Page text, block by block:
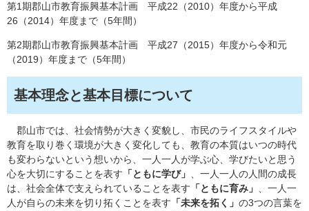
第1期郡山市教育振興基本計画 平成22（2010）年度から平成
26（2014）年度まで（5年間）
第2期郡山市教育振興基本計画 平成27（2015）年度から令和元
（2019）年度まで（5年間）
基本理念と基本目標について
郡山市では、社会情勢が大きく変貌し、市民のライフスタイルや
教育を取り巻く環境が大きく変化しても、教育の本質はいつの時代
も変わらないという想いから、一人一人が学ぶ心、学びたいと思う
心を大切にすることを表す 「ともに学び」 、一人一人の人間の成長
は、社会全体で支えられていることを表す 「ともに育み」 、一人一
人が自らの未来を切り拓くことを表す 「未来を拓く」 の3つの言葉を